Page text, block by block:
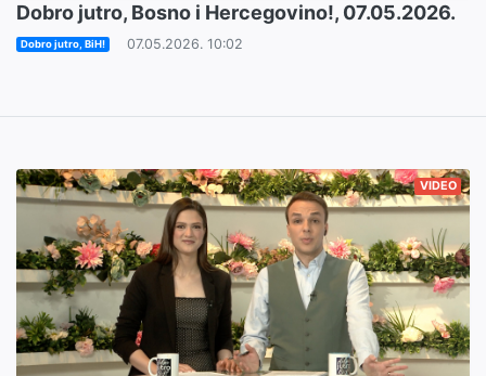
Dobro jutro, Bosno i Hercegovino!, 07.05.2026.
Dobro jutro, BiH! 07.05.2026. 10:02
VIDEO